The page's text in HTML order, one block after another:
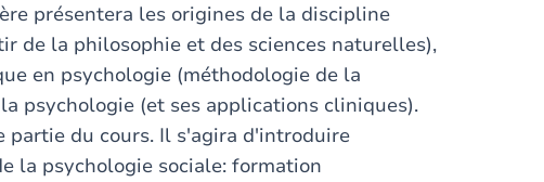
présentera les origines de la discipline
de la philosophie et des sciences naturelles),
en psychologie (méthodologie de la
psychologie (et ses applications cliniques).
partie du cours. Il s'agira d'introduire
la psychologie sociale: formation